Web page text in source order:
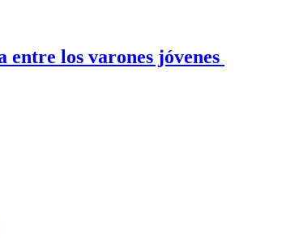
entre los varones jóvenes